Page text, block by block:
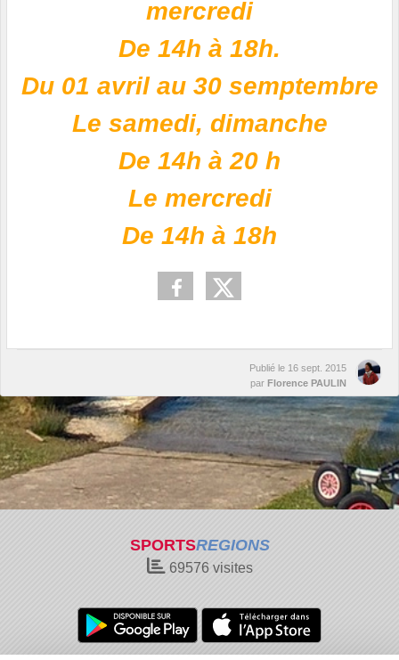
mercredi
De 14h à 18h.
Du 01 avril au 30 semptembre
Le samedi, dimanche
De 14h à 20 h
Le mercredi
De 14h à 18h
Publié le 16 sept. 2015
par Florence PAULIN
SPORTSREGIONS
69576visites